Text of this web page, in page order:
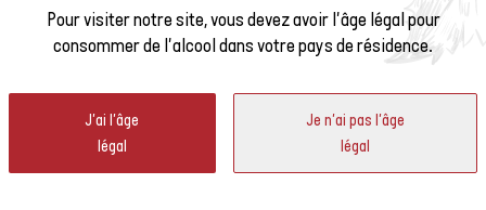
à la
VIGNERONS
Au Rechberg 1837, les vignerons endossent le rôle de sommeliers.
permet de découvrir le vin suisse de manière particulièrement
Pour visiter notre site, vous devez avoir l'âge légal pour
consommer de l'alcool dans votre pays de résidence.
J'ai l'âge
légal
Je n'ai pas l'âge
légal